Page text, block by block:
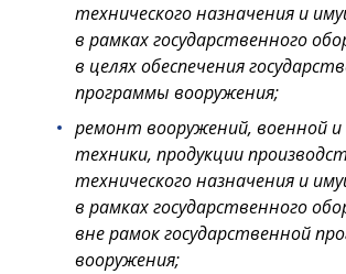
технического назначения и
в рамках государственного
в целях обеспечения
программы вооружения;
ремонт вооружений, военной и
техники, продукции
технического назначения и
в рамках государственного
вне рамок государственной
вооружения;